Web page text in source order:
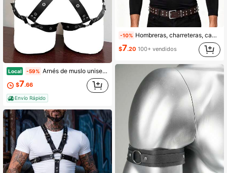
Local -59% Arnés de muslo unisex, cinturón de ligas de moda, correas de Body de cuero PU ajustables para gay, accesorios exóticos de correas
$7.66
Envío Rápido
-10% Hombreras, charreteras, capa, cinturón, correa de pecho de cuero sintético, hombro de la armadura de caballero de batalla
$7.20 100+ vendidos